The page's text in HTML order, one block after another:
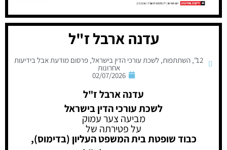
עדנה ארבל ז"ל
12"
, השתתפות, לשכת עורכי הדין בישראל, פרסום מודעת אבל בידיעות
אחרונות
02/07/2026
עדנה ארבל ז"ל
לשכת עורכי הדין בישראל
מביעה צער עמוק
על פטירתה של
כבוד שופטת בית המשפט העליון (בדימוס),